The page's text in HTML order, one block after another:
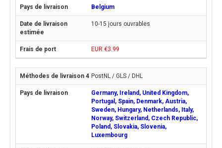
Belgium
10-15 jours ouvrables
EUR €3.99
PostNL / GLS / DHL
Germany, Ireland, United Kingdom,
Portugal, Spain, Denmark, Austria,
Sweden, Hungary, Netherlands, Italy,
Norway, Switzerland, Czech Republic,
Poland, Slovakia, Slovenia,
Luxembourg